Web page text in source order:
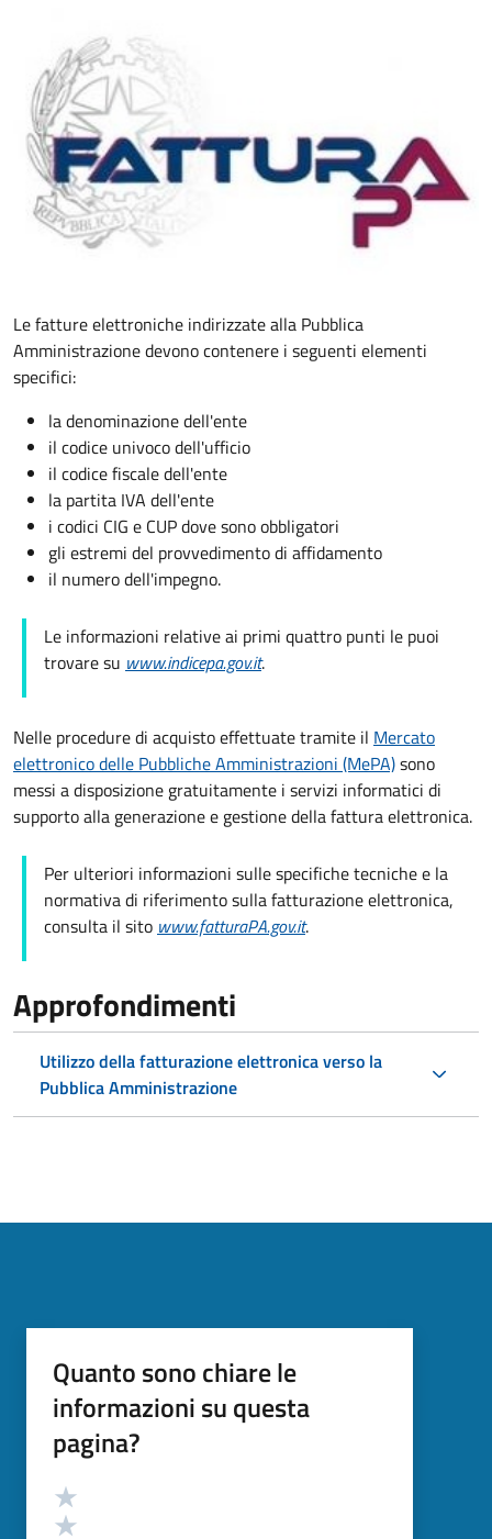
Le fatture elettroniche indirizzate alla Pubblica
Amministrazione devono contenere i seguenti elementi
specifici:
la denominazione dell'ente
il codice univoco dell'ufficio
il codice fiscale dell'ente
la partita IVA dell'ente
i codici CIG e CUP dove sono obbligatori
gli estremi del provvedimento di affidamento
il numero dell'impegno.
Le informazioni relative ai primi quattro punti le puoi
trovare su www.indicepa.gov.it.
Nelle procedure di acquisto effettuate tramite il Mercato
elettronico delle Pubbliche Amministrazioni (MePA)sono
messi a disposizione gratuitamente i servizi informatici di
supporto alla generazione e gestione della fattura elettronica.
Per ulteriori informazioni sulle specifiche tecniche e la
normativa di riferimento sulla fatturazione elettronica,
consulta il sito www.fatturaPA.gov.it.
Approfondimenti
Utilizzo della fatturazione elettronica verso la
Pubblica Amministrazione
Quanto sono chiare le
informazioni su questa
pagina?
Valutazione